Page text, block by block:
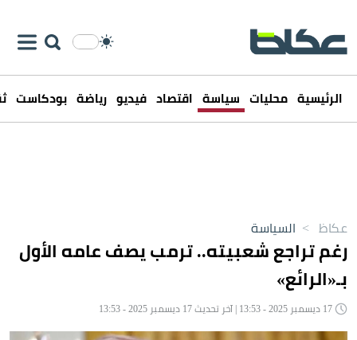
الرئيسية محليات سياسة اقتصاد فيديو رياضة بودكاست
عكاظ > السياسة
رغم تراجع شعبيته.. ترمب يصف عامه الأول
بـ«الرائع»